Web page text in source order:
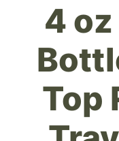
4
Top